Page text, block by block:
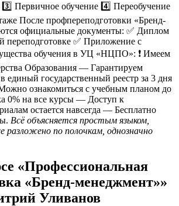
Первичное обучение 4️⃣ Переобучение
После профпереподготовки «Бренд-
официальные документы: ✅ Диплом
переподготовке ✅ Приложение с
обучения в УЦ «НЦПО»: ❗️ Имеем
Образования — Гарантируем
единый государственный реестр за 3 дня
ознакомиться с учебным планом до
0% на все курсы — Доступ к
остается навсегда — Бесплатно
Всё объясняется простым языком,
разложено по полочкам, однозначно
«Профессиональная
«Бренд-менеджмент»»
Уливанов